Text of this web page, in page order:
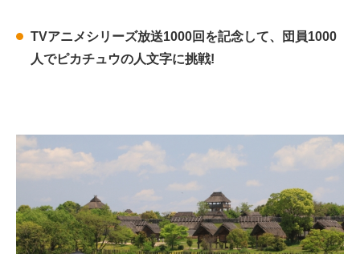
TVアニメシリーズ放送1000回を記念して、団員1000
人でピカチュウの人文字に挑戦!